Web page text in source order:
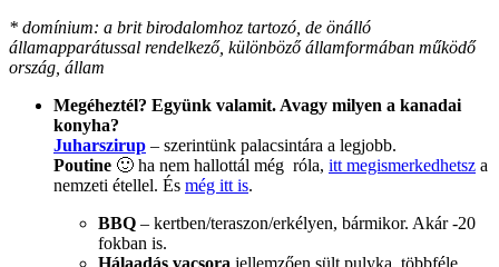
* domínium: a brit birodalomhoz tartozó, de önálló
államapparátussal rendelkező, különböző államformában működő
ország, állam
Megéheztél? Együnk valamit. Avagy milyen a kanadai
konyha?
Juharszirup – szerintünk palacsintára a legjobb.
Poutine 🙂 ha nem hallottál még róla, itt megismerkedhetsz a
nemzeti étellel. És még itt is.
BBQ – kertben/teraszon/erkélyen, bármikor. Akár -20
fokban is.
Hálaadás vacsora jellemzően sült pulyka, többféle